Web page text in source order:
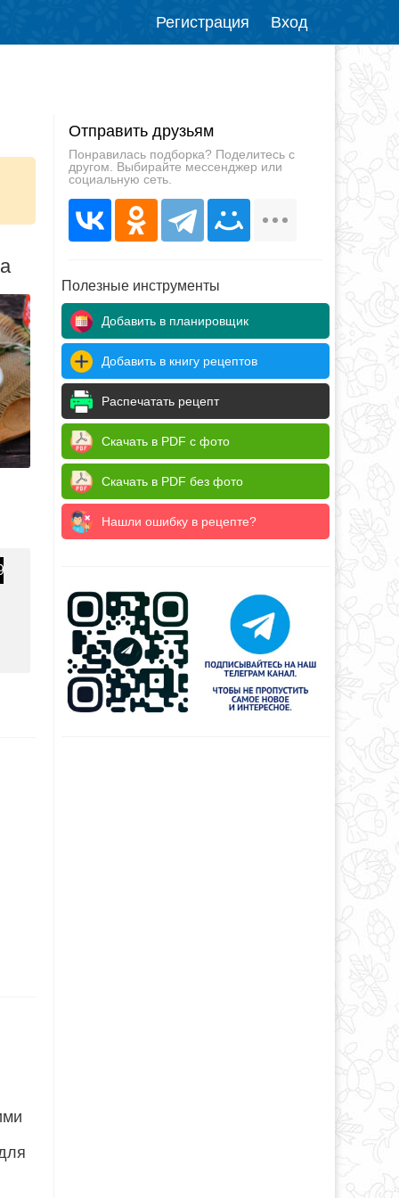
Регистрация Вход
Отправить друзьям
Понравилась подборка? Поделитесь с
другом. Выбирайте мессенджер или
социальную сеть.
Полезные инструменты
Добавить в планировщик
Добавить в книгу рецептов
Распечатать рецепт
Скачать в PDF с фото
Скачать в PDF без фото
Нашли ошибку в рецепте?